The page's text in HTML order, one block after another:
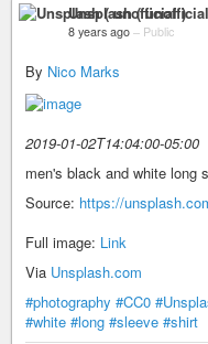
Unsplash (
8 years ago – Public
By Nico Marks
2019-01-02T14:04:00-05:00
men's black and white long
Source: https://
Full image: Link
Via Unsplash.com
#photography #CC0
#white #long #sleeve #shirt